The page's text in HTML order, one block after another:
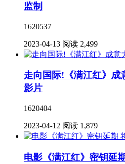
监制
1620537
2023-04-13 阅读 2,499
走向国际!《满江红》成
影片
1620404
2023-04-12 阅读 1,879
电影《满江红》密钥延